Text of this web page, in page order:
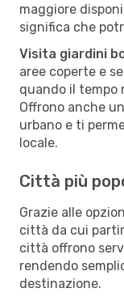
maggiore
significa che
Visita giardini
aree coperte e
quando il tempo
Offrono anche
urbano e ti
locale.
Città più
Grazie alle
città da cui
città offrono
rendendo
destinazione.